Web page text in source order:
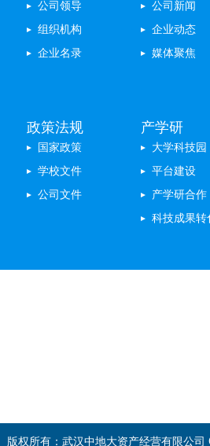
公司领导
组织机构
企业名录
公司新闻
企业动态
媒体聚焦
政策法规
国家政策
学校文件
公司文件
产学研
大学科技园
平台建设
产学研合作
科技成果转
版权所有：武汉中地大资产经营有限公